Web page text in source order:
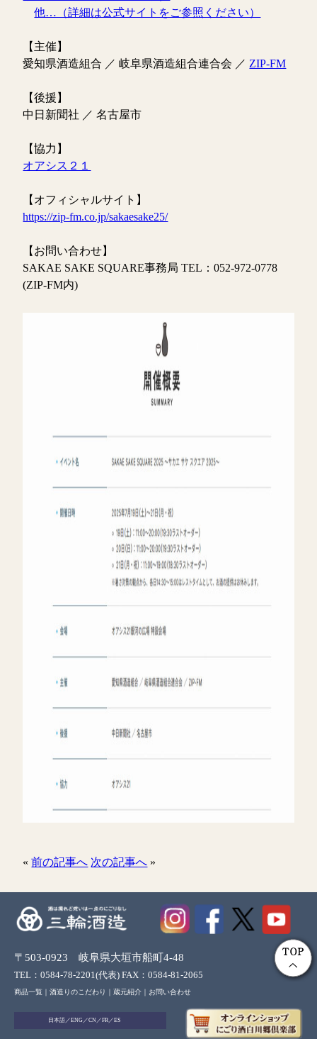
他…（詳細は公式サイトをご参照ください）
【主催】
愛知県酒造組合 ／ 岐阜県酒造組合連合会 ／ ZIP-FM
【後援】
中日新聞社 ／ 名古屋市
【協力】
オアシス２１
【オフィシャルサイト】
https://zip-fm.co.jp/sakaesake25/
【お問い合わせ】
SAKAE SAKE SQUARE事務局 TEL：052-972-0778
(ZIP-FM内)
«前の記事へ 次の記事へ »
〒503-0923 岐阜県大垣市船町4-48
TEL：0584-78-2201(代表) FAX：0584-81-2065
商品一覧 ｜ 酒造りのこだわり ｜ 蔵元紹介 ｜ お問い合わせ
日本語 ／ENG ／CN ／FR ／ES